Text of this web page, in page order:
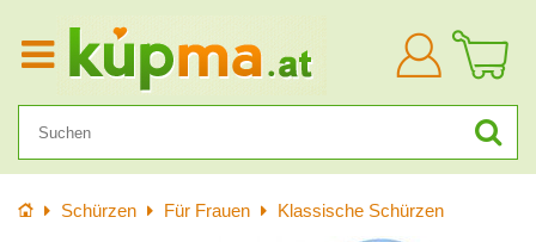
Anmelden
StartseiteSchürzen Für Frauen Klassische Schürzen